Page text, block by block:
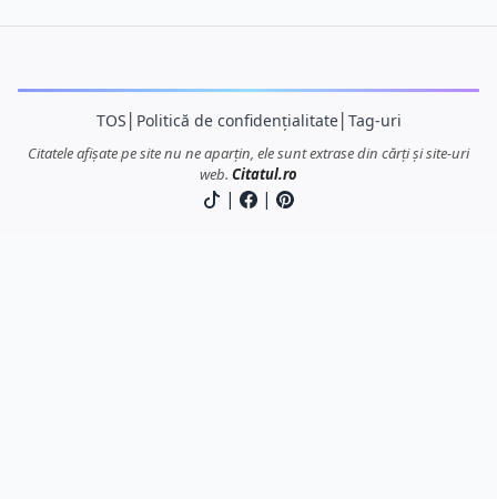
TOS Politică de confidențialitate│ Tag-uri
Citatele afișate pe site nu ne aparțin, ele sunt extrase din cărți și site-uri
web. Citatul.ro
| |